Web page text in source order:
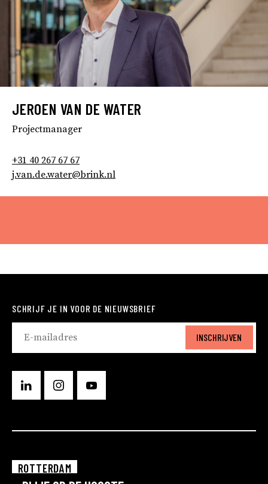
JEROEN VAN DE WATER
Projectmanager
+31 40 267 67 67
j.van.de.water@brink.nl
SCHRIJF JE IN VOOR DE NIEUWSBRIEF
INSCHRIJVEN
ROTTERDAM